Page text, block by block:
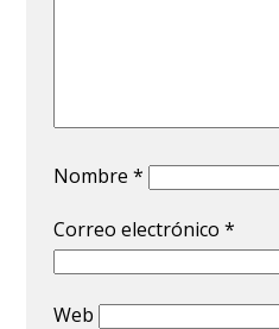
Nombre*
Correo electrónico*
Web